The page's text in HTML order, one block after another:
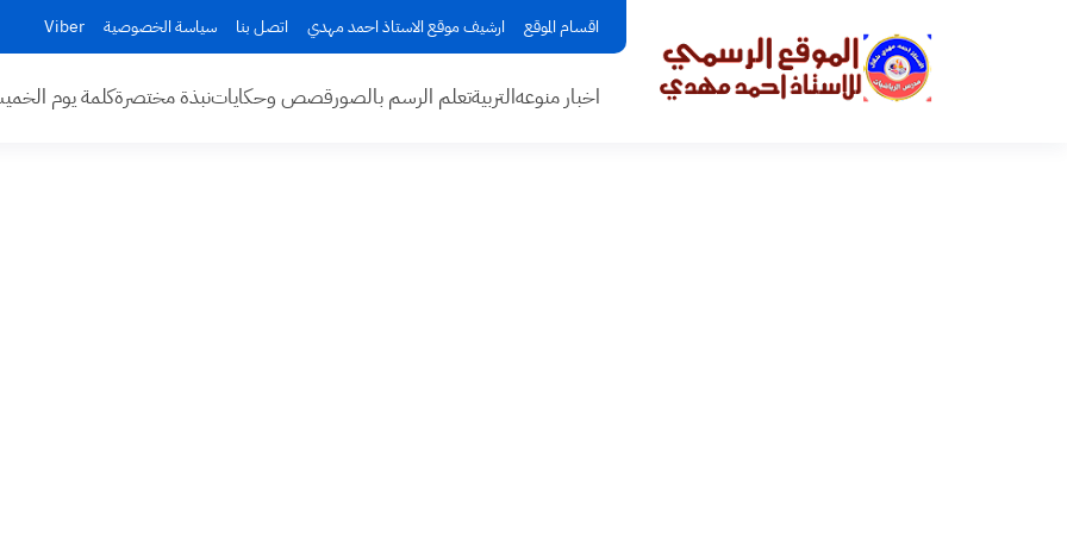
اقسام الموقع ارشيف موقع الاستاذ احمد مهدي اتصل بنا سياسة الخصوصية Viber
اخبار منوعهالتربيةتعلم الرسم بالصورقصص وحكاياتنبذة مختصرةكلمة يوم